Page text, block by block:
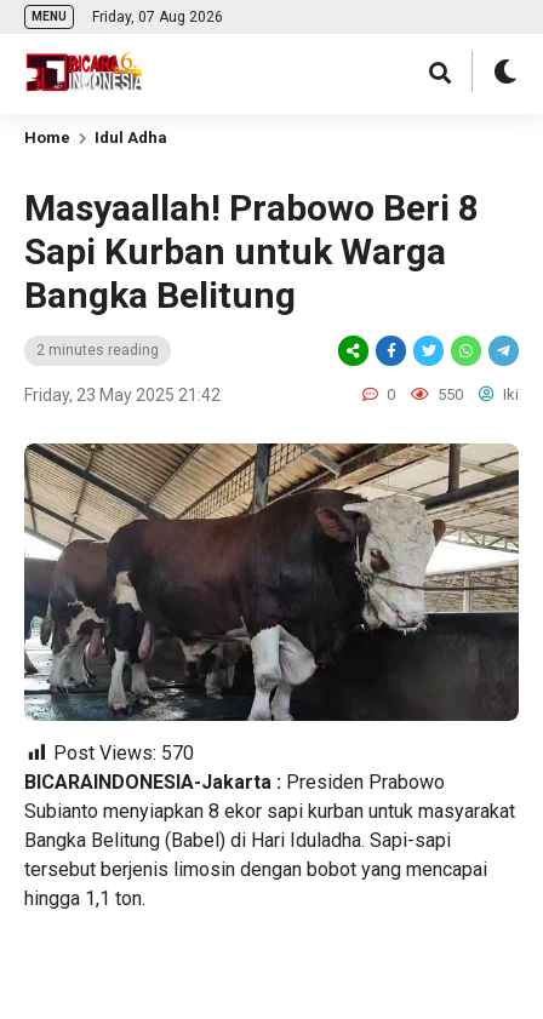
MENU Friday, 07 Aug 2026
Home Idul Adha
Masyaallah! Prabowo Beri 8
Sapi Kurban untuk Warga
Bangka Belitung
2 minutes reading
Friday, 23 May 2025 21:42 0 550 Iki
Post Views: 570
BICARAINDONESIA-Jakarta : Presiden Prabowo
Subianto menyiapkan 8 ekor sapi kurban untuk masyarakat
Bangka Belitung (Babel) di Hari Iduladha. Sapi-sapi
tersebut berjenis limosin dengan bobot yang mencapai
hingga 1,1 ton.